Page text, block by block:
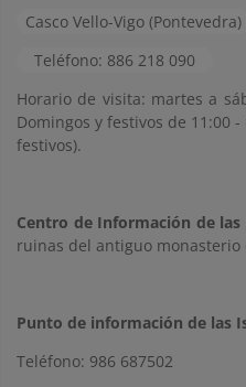
Casco Vello-Vigo (Pontevedra)
Teléfono: 886 218 090
Horario de visita: martes a
Domingos y festivos de 11:00
festivos).
Centro de Información de las
ruinas del antiguo monasterio
Punto de información de las
Teléfono: 986 687502